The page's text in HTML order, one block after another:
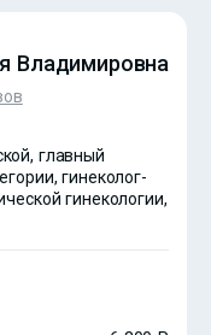
Владимировна
главный
гинеколог-
гинекологии,